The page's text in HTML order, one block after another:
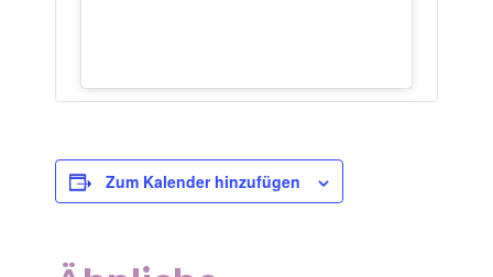
Zum Kalender hinzufügen